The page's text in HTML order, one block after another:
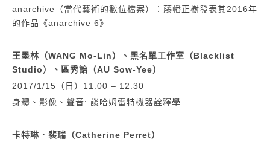
anarchive（當代藝術的數位檔案）：藤幡正樹發表其2016年
的作品《anarchive 6》
王墨林（WANG Mo-Lin）、黑名單工作室（Blacklist
Studio）、區秀詒（AU Sow-Yee）
2017/1/15（日）11:00 – 12:30
身體、影像、聲音: 談哈姆雷特機器詮釋學
卡特琳．裴瑞（Catherine Perret）